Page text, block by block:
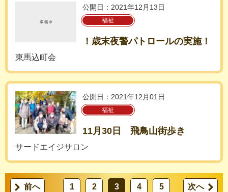
公開日：2021年12月13日
福祉
！歳末夜警パトロールの実施！
東馬込町会
公開日：2021年12月01日
福祉
11月30日 飛鳥山街歩き
サードエイジサロン
前へ 1 2 3 4 5 次へ